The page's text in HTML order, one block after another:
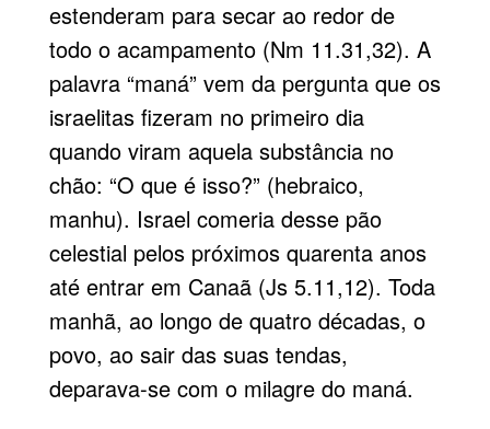
estenderam para secar ao redor de
todo o acampamento (Nm 11.31,32). A
palavra “maná” vem da pergunta que os
israelitas fizeram no primeiro dia
quando viram aquela substância no
chão: “O que é isso?” (hebraico,
manhu). Israel comeria desse pão
celestial pelos próximos quarenta anos
até entrar em Canaã (Js 5.11,12). Toda
manhã, ao longo de quatro décadas, o
povo, ao sair das suas tendas,
deparava-se com o milagre do maná.